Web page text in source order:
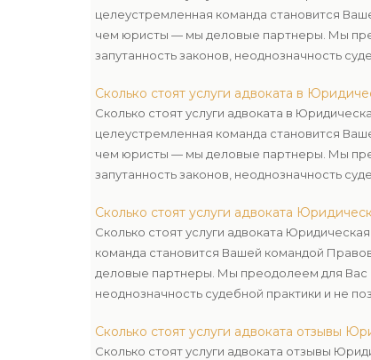
целеустремленная команда становится
чем юристы — мы деловые партнеры. Мы
запутанность законов, неоднозначность
Сколько стоят услуги адвоката в
Сколько стоят услуги адвоката в
целеустремленная команда становится
чем юристы — мы деловые партнеры. Мы
запутанность законов, неоднозначность
Сколько стоят услуги адвоката
Сколько стоят услуги адвоката
команда становится Вашей командой
деловые партнеры. Мы преодолеем для Вас
неоднозначность судебной практики и не
Сколько стоят услуги адвоката отзывы
Сколько стоят услуги адвоката отзывы